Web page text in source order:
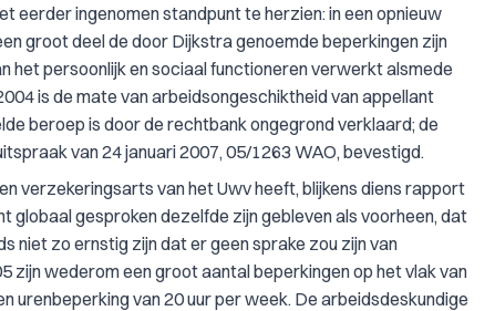
eerder ingenomen standpunt te herzien: in een opnieuw
groot deel de door Dijkstra genoemde beperkingen zijn
het persoonlijk en sociaal functioneren verwerkt alsmede
is de mate van arbeidsongeschiktheid van appellant
beroep is door de rechtbank ongegrond verklaard; de
van 24 januari 2007, 05/1263 WAO, bevestigd.
verzekeringsarts van het Uwv heeft, blijkens diens rapport
gesproken dezelfde zijn gebleven als voorheen, dat
niet zo ernstig zijn dat er geen sprake zou zijn van
zijn wederom een groot aantal beperkingen op het vlak van
urenbeperking van 20 uur per week. De arbeidsdeskundige